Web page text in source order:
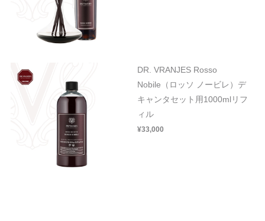
DR. VRANJES Rosso
Nobile（ロッソ ノービレ）デ
キャンタセット用1000mlリフ
ィル
¥33,000